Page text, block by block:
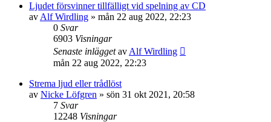
Ljudet försvinner tillfälligt vid spelning av CD
av Alf Wirdling » mån 22 aug 2022, 22:23
0 Svar
6903 Visningar
Senaste inläggetav Alf Wirdling
mån 22 aug 2022, 22:23
Strema ljud eller trådlöst
av Nicke Löfgren » sön 31 okt 2021, 20:58
7 Svar
12248 Visningar